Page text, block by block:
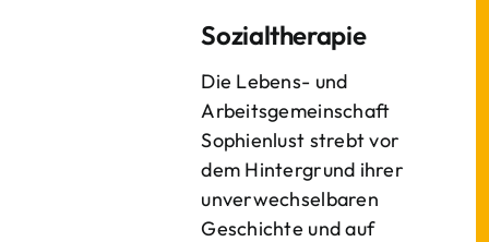
Sozialtherapie
Die Lebens- und
Arbeitsgemeinschaft
Sophienlust strebt vor
dem Hintergrund ihrer
unverwechselbaren
Geschichte und auf